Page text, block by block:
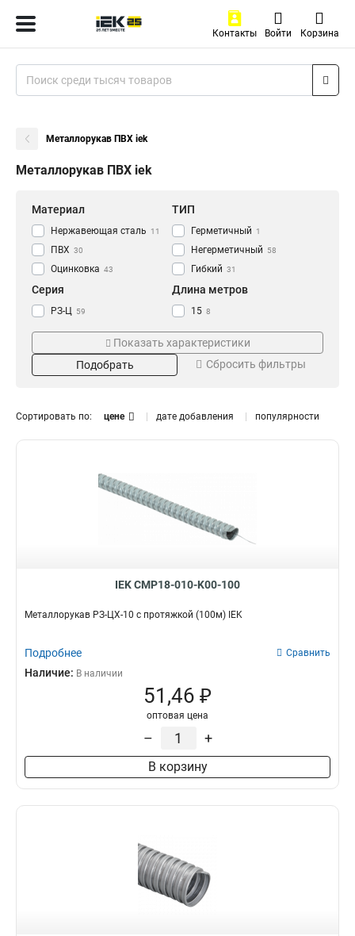
Контакты Войти Корзина
Металлорукав ПВХ iek
Металлорукав ПВХ iek
Материал
Нержавеющая сталь 11
ПВХ 30
Оцинковка 43
ТИП
Герметичный 1
Негерметичный 58
Гибкий 31
Серия
РЗ-Ц 59
Р3 4
Длина метров
15 8
20 19
25 5
50 22
20 9
32 6
50 6
Протяжка
Гофра для кабеля
Показать характеристики
Подобрать
Сбросить фильтры
Сортировать по: цене дате добавления популярности
IEK CMP18-010-K00-100
Металлорукав РЗ-ЦХ-10 с протяжкой (100м) IEK
Подробнее Сравнить
Наличие: В наличии
51,46 ₽
оптовая цена
– +
В корзину